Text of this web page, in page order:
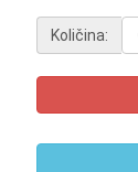
Količina: